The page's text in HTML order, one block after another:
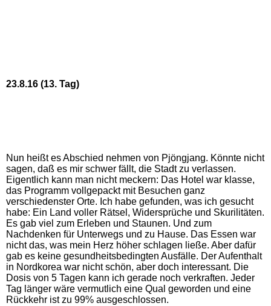
23.8.16 (13. Tag)
Nun heißt es Abschied nehmen von Pjöngjang. Könnte nicht
sagen, daß es mir schwer fällt, die Stadt zu verlassen.
Eigentlich kann man nicht meckern: Das Hotel war klasse,
das Programm vollgepackt mit Besuchen ganz
verschiedenster Orte. Ich habe gefunden, was ich gesucht
habe: Ein Land voller Rätsel, Widersprüche und Skurilitäten.
Es gab viel zum Erleben und Staunen. Und zum
Nachdenken für Unterwegs und zu Hause. Das Essen war
nicht das, was mein Herz höher schlagen ließe. Aber dafür
gab es keine gesundheitsbedingten Ausfälle. Der Aufenthalt
in Nordkorea war nicht schön, aber doch interessant. Die
Dosis von 5 Tagen kann ich gerade noch verkraften. Jeder
Tag länger wäre vermutlich eine Qual geworden und eine
Rückkehr ist zu 99% ausgeschlossen.